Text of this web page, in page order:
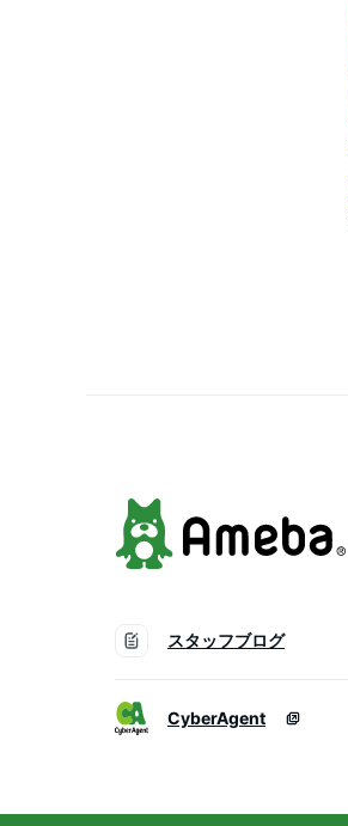
スタッフブログ
CyberAgent